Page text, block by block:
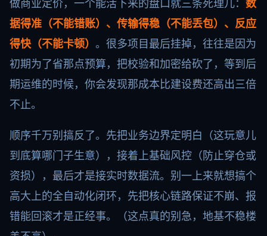
做商业定价，一个能活下来的盘口就三条死理儿： 数
据得准（不能错账）、传输得稳（不能丢包）、反应
得快（不能卡顿） 。很多项目最后挂掉，往往是因为
初期为了省那点预算，把校验和加密给砍了，等到后
期运维的时候，你会发现那成本比建设费还高出三倍
不止。
顺序千万别搞反了。先把业务边界定明白（这玩意儿
到底算哪门子生意），接着上基础风控（防止穿仓或
资损），最后才是接实时数据流。别一上来就想搞个
高大上的全自动化闭环，先把核心链路保证不崩、报
错能回滚才是正经事。（这点真的别急，地基不稳楼